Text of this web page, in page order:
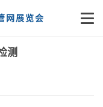
网展览会
测